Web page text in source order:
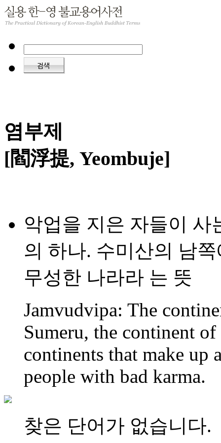
염부제
[閻浮提, Yeombuje]
악업을 지은 자들이
의 하나. 수미산의 남
무성한 나라라 는 뜻
Jamvudvipa: The
Sumeru, the continent
continents that make up
people with bad karma.
찾은 단어가 없습니다.